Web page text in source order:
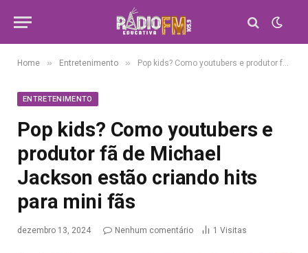
Home » Entretenimento » Pop kids? Como youtubers e produtor fã de Michael Jackson estão criando hits para mini fãs
ENTRETENIMENTO
Pop kids? Como youtubers e
produtor fã de Michael
Jackson estão criando hits
para mini fãs
dezembro 13, 2024 Nenhum comentário 1 Visitas